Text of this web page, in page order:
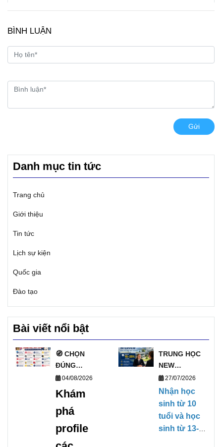
BÌNH LUẬN
Gửi
Danh mục tin tức
Trang chủ
Giới thiệu
Tin tức
Lịch sự kiện
Quốc gia
Đào tạo
Bài viết nổi bật
🧭 CHỌN
ĐÚNG
TRƯỜNG, MỞ
ĐÚNG
TƯƠNG LAI
VỚI DANH
SÁCH
TRƯỜNG
TRUNG HỌC
04/08/2026
Khám
phá
profile
TRUNG HỌC
NEW
ZEALAND
PHỎNG VẤN
HỌC BỔNG
TRỰC TIẾP
KỲ THÁNG
1/2027
27/07/2026
Nhận học
sinh từ 10
tuổi và học
sinh từ 13-